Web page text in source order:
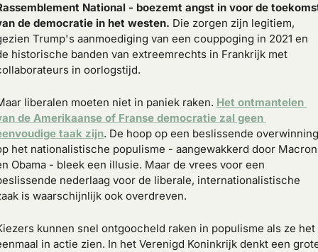
National - boezemt angst in voor de
de democratie in het westen. Die zorgen zijn legitiem,
Trump's aanmoediging van een couppoging in 2021 en
historische banden van extreemrechts in Frankrijk met
in oorlogstijd.
liberalen moeten niet in paniek raken. Het ontmantelen
de Amerikaanse of Franse democratie zal geen
taak zijn. De hoop op een beslissende overwinning
het nationalistische populisme - aangewakkerd door Macron
Obama - bleek een illusie. Maar de vrees voor een
nederlaag voor de liberale, internationalistische
is waarschijnlijk ook overdreven.
kunnen snel ontgoocheld raken in populisme als ze het
in actie zien. In het Verenigd Koninkrijk denkt een